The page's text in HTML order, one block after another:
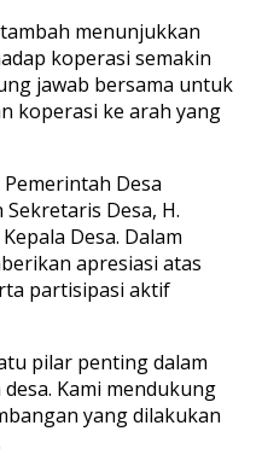
menunjukkan
koperasi semakin
jawab bersama untuk
koperasi ke arah yang
Desa
Desa, H.
Desa. Dalam
apresiasi atas
partisipasi aktif
pilar penting dalam
Kami mendukung
yang dilakukan